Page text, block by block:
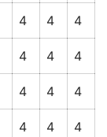
4 4 4
4 4 4
4 4 4
4 4 4